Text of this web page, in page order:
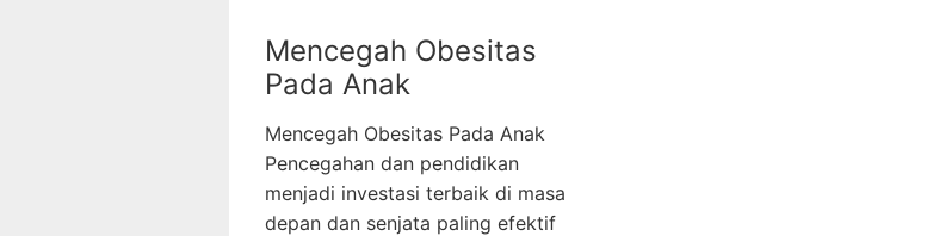
Mencegah Obesitas
Pada Anak
Mencegah Obesitas Pada Anak
Pencegahan dan pendidikan
menjadi investasi terbaik di masa
depan dan senjata paling efektif